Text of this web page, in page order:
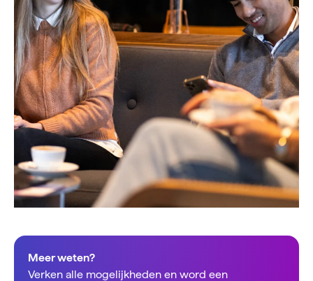
Meer weten?
Verken alle mogelijkheden en word een